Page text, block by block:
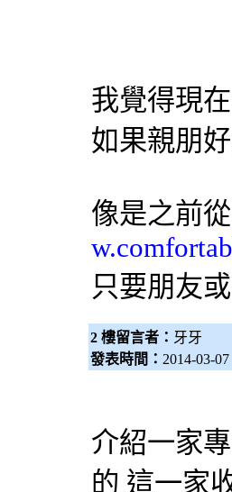
我覺得現
如果親朋
像是之前
只要朋友
2 樓留言者： 牙牙
發表時間： 2014-03-07
介紹一家
的 這一家